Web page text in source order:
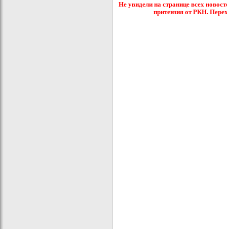
Не увидели на странице всех
притензия от РКН.